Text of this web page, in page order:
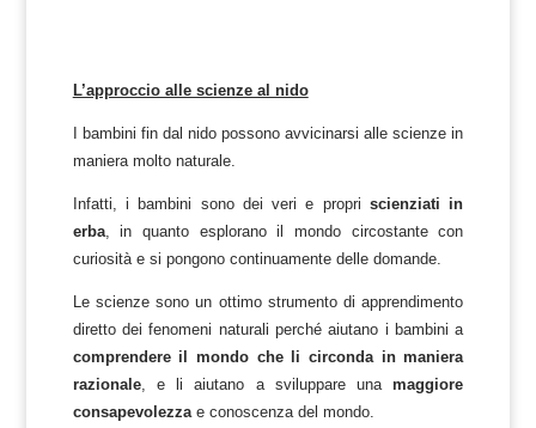
L’approccio alle scienze al nido
I bambini fin dal nido possono avvicinarsi alle scienze in
maniera molto naturale.
Infatti, i bambini sono dei veri e propri scienziati in
erba, in quanto esplorano il mondo circostante con
curiosità e si pongono continuamente delle domande.
Le scienze sono un ottimo strumento di apprendimento
diretto dei fenomeni naturali perché aiutano i bambini a
comprendere il mondo che li circonda in maniera
razionale, e li aiutano a sviluppare unamaggiore
consapevolezzae conoscenza del mondo.